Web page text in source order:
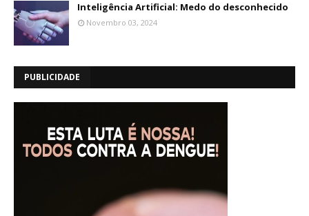
Inteligência Artificial: Medo do desconhecido
Novembro 03, 2024
PUBLICIDADE